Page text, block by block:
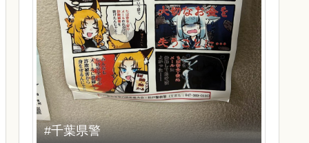
#千葉県警